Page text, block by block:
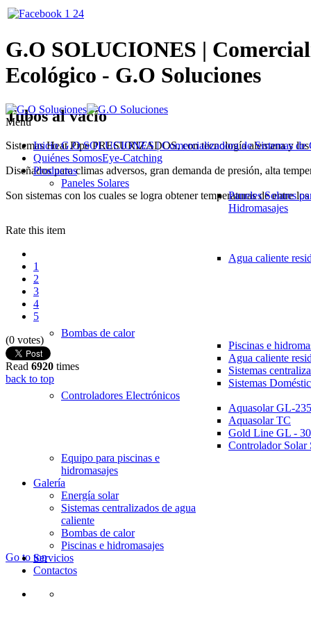
G.O SOLUCIONES |
Ecológico - G.O Soluciones
Menú
InicioG.O SOLUCIONES | Comercializadora de Sistemas de
Quiénes SomosEye-Catching
Productos
Paneles Solares
Paneles Solares
Hidromasajes
Agua caliente
Bombas de calor
Piscinas e
Agua caliente
Sistemas
Sistemas
Controladores Electrónicos
Aquasolar GL-235
Aquasolar TC
Gold Line GL - 30
Controlador Solar
Equipo para piscinas e
hidromasajes
Galería
Energía solar
Sistemas centralizados de agua
caliente
Bombas de calor
Piscinas e hidromasajes
Servicios
Contactos
Tubos al vacío
Sistemas Heat Pipe PRESURIZADOS, con tecnología alemana y los
Diseñados para climas adversos, gran demanda de presión, alta
Son sistemas con los cuales se logra obtener temperaturas de entre
Rate this item
1
2
3
4
5
(0 votes)
Read 6920 times
back to top
098-421-3115 | ventas@gosoluciones.ec
Go to top